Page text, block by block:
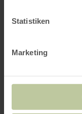
Statistiken
Marketing